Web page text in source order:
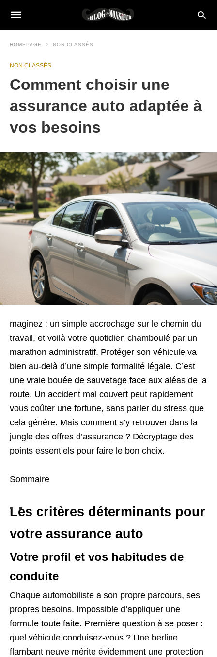
HOMEPAGE NON CLASSÉS
NON CLASSÉS
Comment choisir une
assurance auto adaptée à
vos besoins
maginez : un simple accrochage sur le chemin du
travail, et voilà votre quotidien chamboulé par un
marathon administratif. Protéger son véhicule va
bien au-delà d’une simple formalité légale. C’est
une vraie bouée de sauvetage face aux aléas de la
route. Un accident mal couvert peut rapidement
vous coûter une fortune, sans parler du stress que
cela génère. Mais comment s’y retrouver dans la
jungle des offres d’assurance ? Décryptage des
points essentiels pour faire le bon choix.
Sommaire
Les critères déterminants pour
votre assurance auto
Votre profil et vos habitudes de
conduite
Chaque automobiliste a son propre parcours, ses
propres besoins. Impossible d’appliquer une
formule toute faite. Première question à se poser :
quel véhicule conduisez-vous ? Une berline
flambant neuve mérite évidemment une protection